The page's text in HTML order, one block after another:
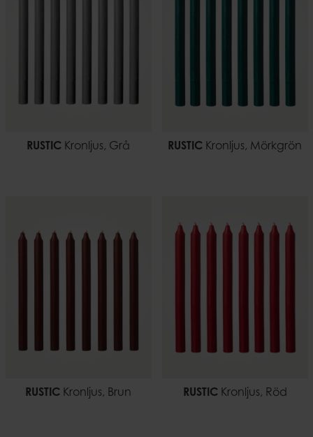
RUSTIC Kronljus, Grå RUSTIC Kronljus, Mörkgrön
RUSTIC Kronljus, Brun RUSTICKronljus, Röd